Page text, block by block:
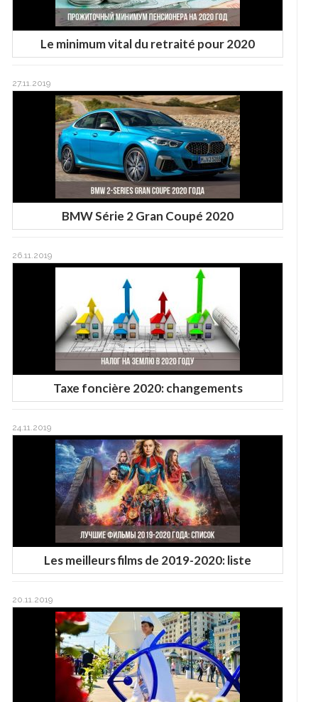
Le minimum vital du retraité pour 2020
27.11.2019
BMW Série 2 Gran Coupé 2020
26.11.2019
Taxe foncière 2020: changements
24.11.2019
Les meilleurs films de 2019-2020: liste
20.11.2019